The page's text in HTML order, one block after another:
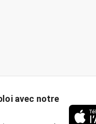
avec notre